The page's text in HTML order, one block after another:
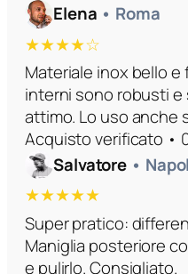
Elena • Roma
★★★★☆
Materiale inox bello e
interni sono robusti
attimo. Lo uso anche
Acquisto verificato •
Salvatore •
★★★★★
Super pratico:
Maniglia posteriore
e pulirlo. Consigliato.